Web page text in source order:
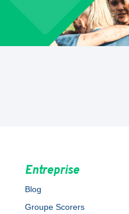
Entreprise
Blog
Groupe Scorers